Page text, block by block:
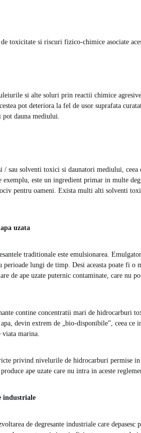
toxicitate si riscuri fizico-chimice asociate
si alte soluri prin reactii chimice
pot deteriora la fel de usor suprafata
dauna mediului.
sau solventi toxici si daunatori mediului, ceea
este un ingredient primar in multe
pentru oameni. Exista multi alti solventi
uzata
traditionale este emulsionarea.
lungi de timp. Desi aceasta poate fi o
de ape uzate puternic contaminate, care nu
contine concentratii mari de hidrocarburi
devin extrem de „bio-disponibile”, ceea ce
marina.
privind nivelurile de hidrocarburi permise in
ape uzate care nu intra in aceste
industriale
de degresante industriale care depasesc